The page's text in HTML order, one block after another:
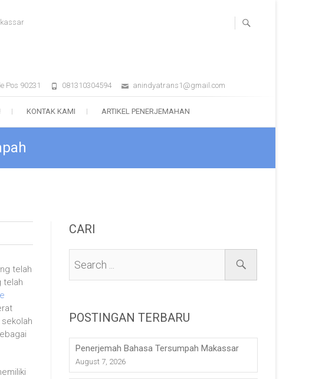
Pos 90231 081310304594 anindyatrans1@gmail.com
KONTAK KAMI ARTIKEL PENERJEMAHAN
telah
telah
CARI
POSTINGAN TERBARU
Penerjemah Bahasa Tersumpah Makassar
August 7, 2026